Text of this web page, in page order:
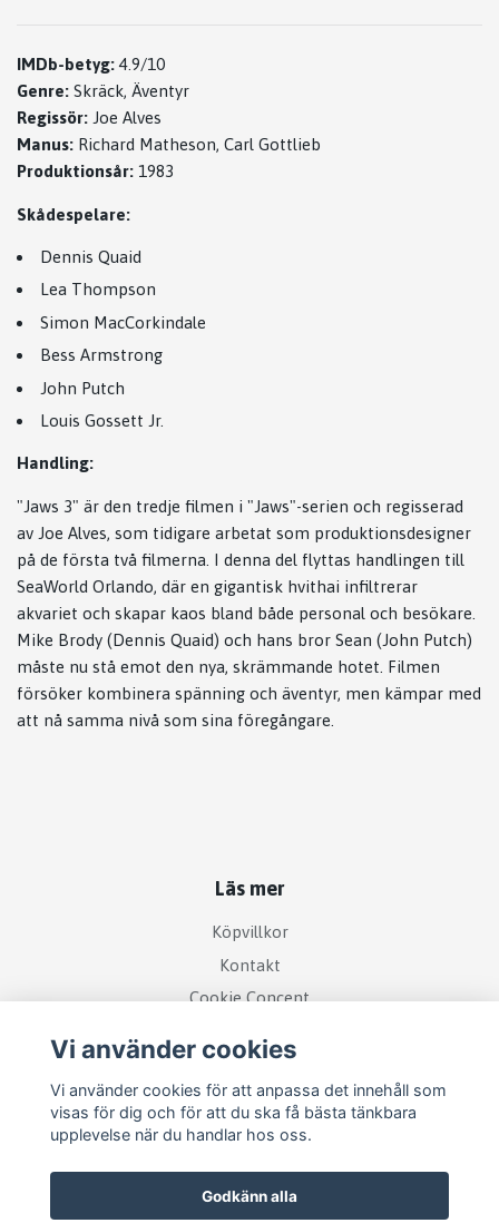
IMDb-betyg:4.9/10
Genre: Skräck, Äventyr
Regissör: Joe Alves
Manus: Richard Matheson, Carl Gottlieb
Produktionsår: 1983
Skådespelare:
Dennis Quaid
Lea Thompson
Simon MacCorkindale
Bess Armstrong
John Putch
Louis Gossett Jr.
Handling:
"Jaws 3" är den tredje filmen i "Jaws"-serien och regisserad
av Joe Alves, som tidigare arbetat som produktionsdesigner
på de första två filmerna. I denna del flyttas handlingen till
SeaWorld Orlando, där en gigantisk hvithai infiltrerar
akvariet och skapar kaos bland både personal och besökare.
Mike Brody (Dennis Quaid) och hans bror Sean (John Putch)
måste nu stå emot den nya, skrämmande hotet. Filmen
försöker kombinera spänning och äventyr, men kämpar med
att nå samma nivå som sina föregångare.
Läs mer
Köpvillkor
Kontakt
Cookie Concent
Vi använder cookies
Vi använder cookies för att anpassa det innehåll som
visas för dig och för att du ska få bästa tänkbara
upplevelse när du handlar hos oss.
Godkänn alla